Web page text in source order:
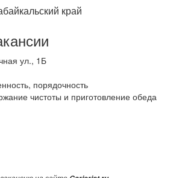
край
ул., 1Б
порядочность
чистоты и приготовление обеда